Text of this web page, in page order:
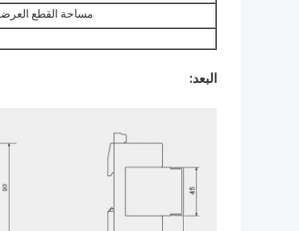
مساحة القطع
البعد: